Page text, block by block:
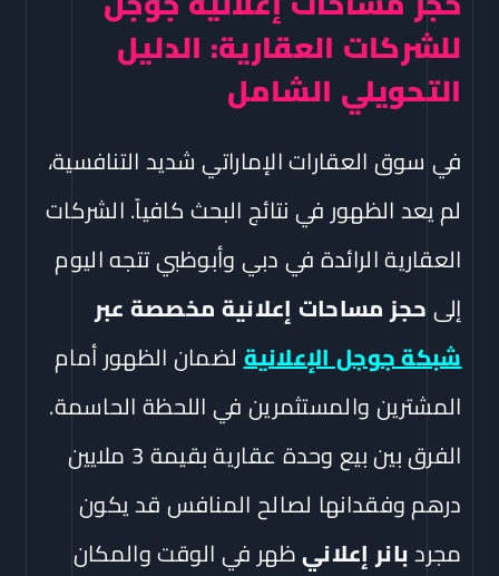
للشركات العقارية: الدليل
التحويلي الشامل
في سوق العقارات الإماراتي شديد التنافسية،
لم يعد الظهور في نتائج البحث كافياً. الشركات
العقارية الرائدة في دبي وأبوظبي تتجه اليوم
إلىحجز مساحات إعلانية مخصصة عبر
شبكة جوجل الإعلانيةلضمان الظهور أمام
المشترين والمستثمرين في اللحظة الحاسمة.
الفرق بين بيع وحدة عقارية بقيمة 3 ملايين
درهم وفقدانها لصالح المنافس قد يكون
مجردبانر إعلانيظهر في الوقت والمكان